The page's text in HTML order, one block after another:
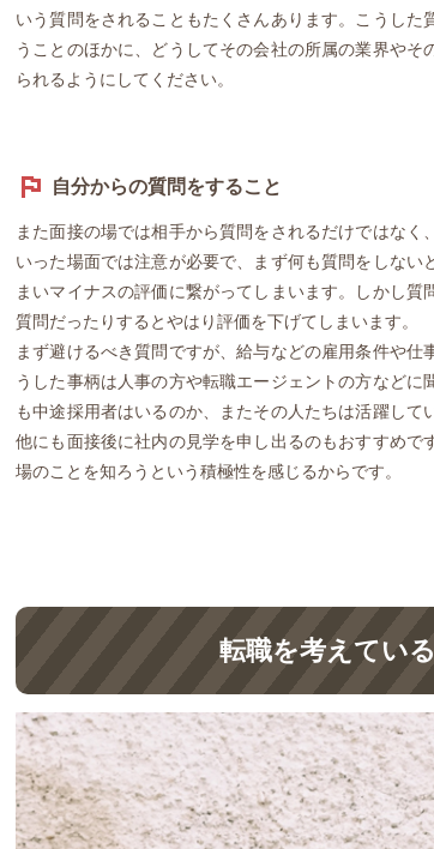
いう質問をされることもたくさんあります。こうし
うことのほかに、どうしてその会社の所属の業界や
られるようにしてください。
自分からの質問をすること
また面接の場では相手から質問をされるだけではな
いった場面では注意が必要で、まず何も質問をしな
まいマイナスの評価に繋がってしまいます。しかし
質問だったりするとやはり評価を下げてしまいます。
まず避けるべき質問ですが、給与などの雇用条件や
うした事柄は人事の方や転職エージェントの方など
も中途採用者はいるのか、またその人たちは活躍し
他にも面接後に社内の見学を申し出るのもおすすめ
場のことを知ろうという積極性を感じるからです。
転職を考えてい